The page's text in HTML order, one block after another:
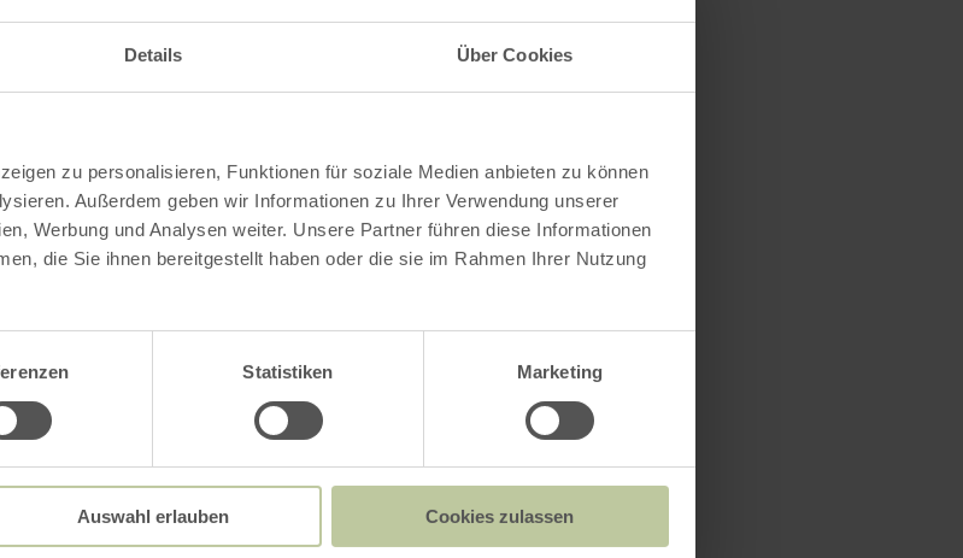
Details Über Cookies
zu personalisieren, Funktionen für soziale Medien anbieten zu können
Außerdem geben wir Informationen zu Ihrer Verwendung unserer
Werbung und Analysen weiter. Unsere Partner führen diese Informationen
die Sie ihnen bereitgestellt haben oder die sie im Rahmen Ihrer Nutzung
Statistiken Marketing
Auswahl erlauben Cookies zulassen
Contact